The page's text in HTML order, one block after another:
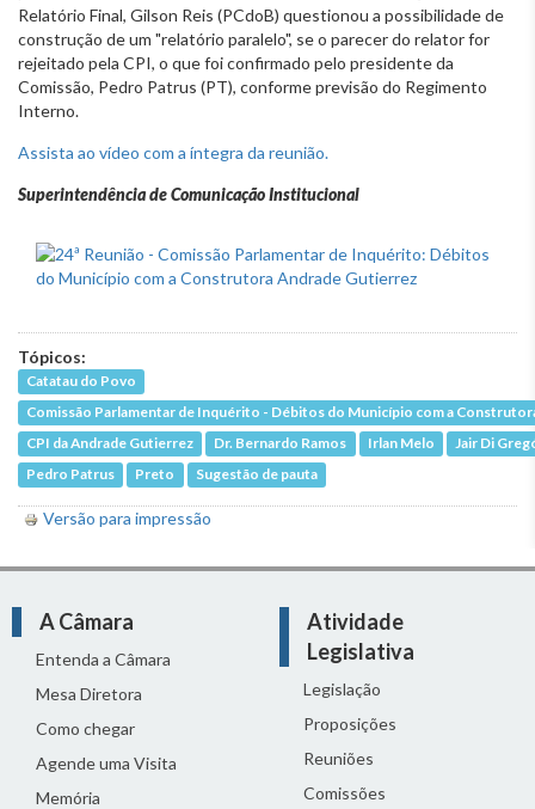
Relatório Final, Gilson Reis (PCdoB) questionou a possibilidade de
construção de um "relatório paralelo", se o parecer do relator for
rejeitado pela CPI, o que foi confirmado pelo presidente da
Comissão, Pedro Patrus (PT), conforme previsão do Regimento
Interno.
Assista ao vídeo com a íntegra da reunião.
Superintendência de Comunicação Institucional
Tópicos:
Catatau do Povo
Comissão Parlamentar de Inquérito - Débitos do Município com a
CPI da Andrade Gutierrez
Dr. Bernardo Ramos Irlan Melo
Jair Di
Pedro Patrus
Preto Sugestão de pauta
Versão para impressão
A Câmara
Entenda a Câmara
Mesa Diretora
Como chegar
Agende uma Visita
Memória
Atividade
Legislativa
Legislação
Proposições
Reuniões
Comissões